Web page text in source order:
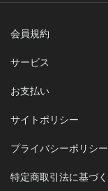
会員規約
サービス
お支払い
サイトポリシー
プライバシーポリシー
特定商取引法に基づ